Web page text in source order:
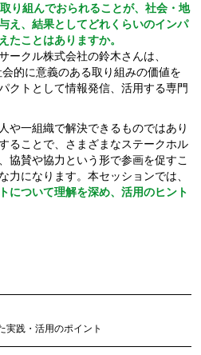
り組んでおられることが、社会・地
え、結果としてどれくらいのインパ
たことはありますか。
ークル株式会社の鈴木さんは、
的に意義のある取り組みの価値を
クトとして情報発信、活用する専門
や一組織で解決できるものではあり
ることで、さまざまなステークホル
協賛や協力という形で参画を促すこ
力になります。本セッションでは、
について理解を深め、活用のヒント
実践・活用のポイント